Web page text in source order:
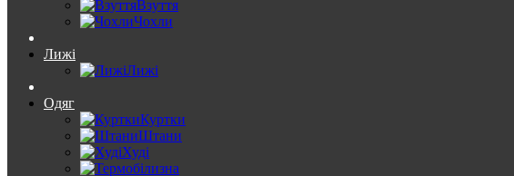
Взуття
Чохли
Лижі
Лижі
Одяг
Куртки
Штани
Худі